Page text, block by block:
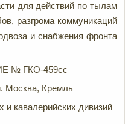
для действий по тылам
разгрома коммуникаций
и снабжения фронта
№ ГКО-459сс
Москва, Кремль
кавалерийских дивизий